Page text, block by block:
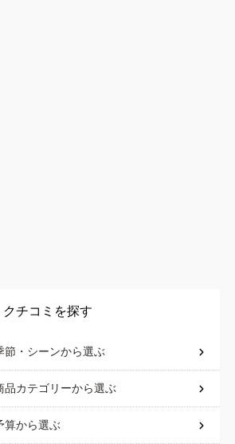
クチコミを探す
節・シーンから選ぶ
品カテゴリーから選ぶ
算から選ぶ